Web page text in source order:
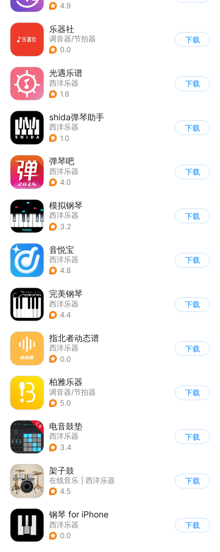
4.9
乐器社
调音器/节拍器
0.0
下载
光遇乐谱
西洋乐器
1.6
下载
shida弹琴助手
西洋乐器
1.0
下载
弹琴吧
西洋乐器
4.0
下载
模拟钢琴
西洋乐器
3.2
下载
音悦宝
西洋乐器
4.8
下载
完美钢琴
西洋乐器
4.4
下载
指北者动态谱
西洋乐器
0.0
下载
柏雅乐器
调音器/节拍器
5.0
下载
电音鼓垫
西洋乐器
3.4
下载
架子鼓
在线音乐
西洋乐器
4.5
下载
钢琴 for iPhone
西洋乐器
0.0
下载